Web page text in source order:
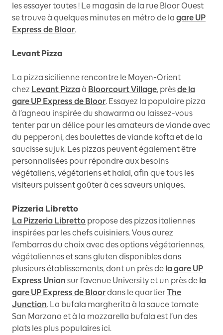
les essayer toutes ! Le magasin de la rue Bloor Ouest
se trouve à quelques minutes en métro de la gare UP
Express de Bloor.
Levant Pizza
La pizza sicilienne rencontre le Moyen-Orient
chez Levant Pizzaà Bloorcourt Village, prèsde la
gare UP Express de Bloor. Essayez la populaire pizza
à l’agneau inspirée du shawarma ou laissez-vous
tenter par un délice pour les amateurs de viande avec
du pepperoni, des boulettes de viande kofta et de la
saucisse sujuk. Les pizzas peuvent également être
personnalisées pour répondre aux besoins
végétaliens, végétariens et halal, afin que tous les
visiteurs puissent goûter à ces saveurs uniques.
Pizzeria Libretto
La Pizzeria Libretto propose des pizzas italiennes
inspirées par les chefs cuisiniers. Vous aurez
l’embarras du choix avec des options végétariennes,
végétaliennes et sans gluten disponibles dans
plusieurs établissements, dont un près de la gare UP
Express Union sur l’avenue University et un près de la
gare UP Express de Bloordans le quartierThe
Junction. La bufala margherita à la sauce tomate
San Marzano et à la mozzarella bufala est l’un des
plats les plus populaires ici.